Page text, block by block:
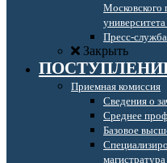
Московского
Пресс-
Закрыть
Приемная комиссия
Сведения о
Среднее
Базовое
магистратура